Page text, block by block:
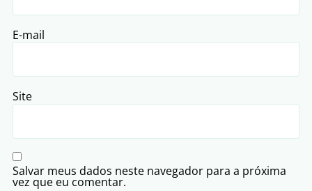
E-mail
Site
Salvar meus dados neste navegador para a próxima
vez que eu comentar.